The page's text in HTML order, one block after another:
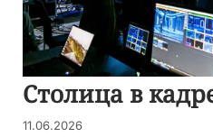
Столица в
11.06.2026